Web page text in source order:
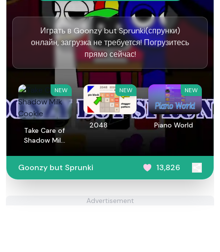
Играть в Goonzy but Sprunki(спрунки)
онлайн, загрузка не требуется! Погрузитесь
прямо сейчас!
NEW
Take Care of
Shadow Milk
NEW
2048
NEW
Piano World
Goonzy but Sprunki 13,826
Advertisement